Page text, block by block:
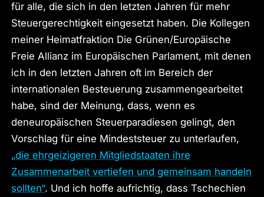
für alle, die sich in den letzten Jahren für mehr
Steuergerechtigkeit eingesetzt haben. Die Kollegen
meiner Heimatfraktion Die Grünen/Europäische
Freie Allianz im Europäischen Parlament, mit denen
ich in den letzten Jahren oft im Bereich der
internationalen Besteuerung zusammengearbeitet
habe, sind der Meinung, dass, wenn es
deneuropäischen Steuerparadiesen gelingt, den
Vorschlag für eine Mindeststeuer zu unterlaufen,
„die ehrgeizigeren Mitgliedstaaten ihre
Zusammenarbeit vertiefen und gemeinsam handeln
sollten“. Und ich hoffe aufrichtig, dass Tschechien